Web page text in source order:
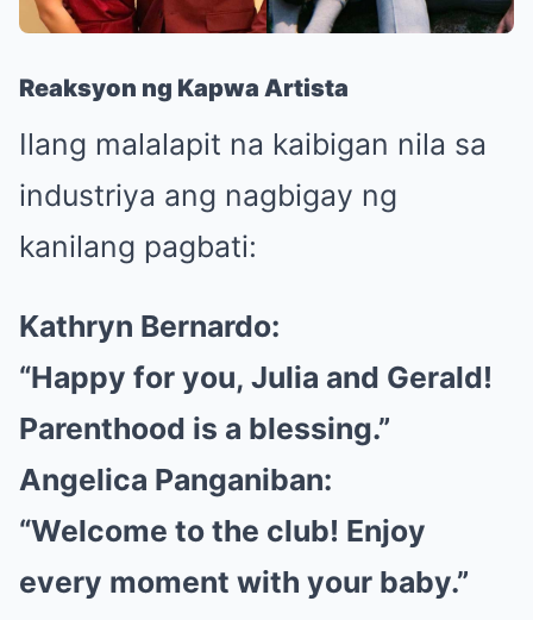
Reaksyon ng Kapwa Artista
Ilang malalapit na kaibigan nila sa
industriya ang nagbigay ng
kanilang pagbati:
Kathryn Bernardo:
“Happy for you, Julia and Gerald!
Parenthood is a blessing.”
Angelica Panganiban:
“Welcome to the club! Enjoy
every moment with your baby.”